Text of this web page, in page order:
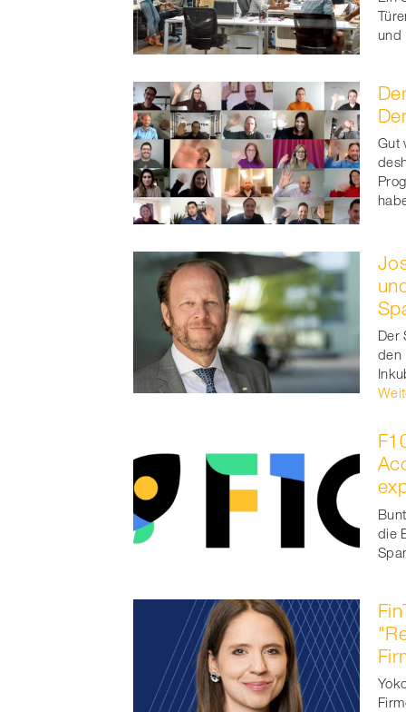
und
Gut
Der
den
die